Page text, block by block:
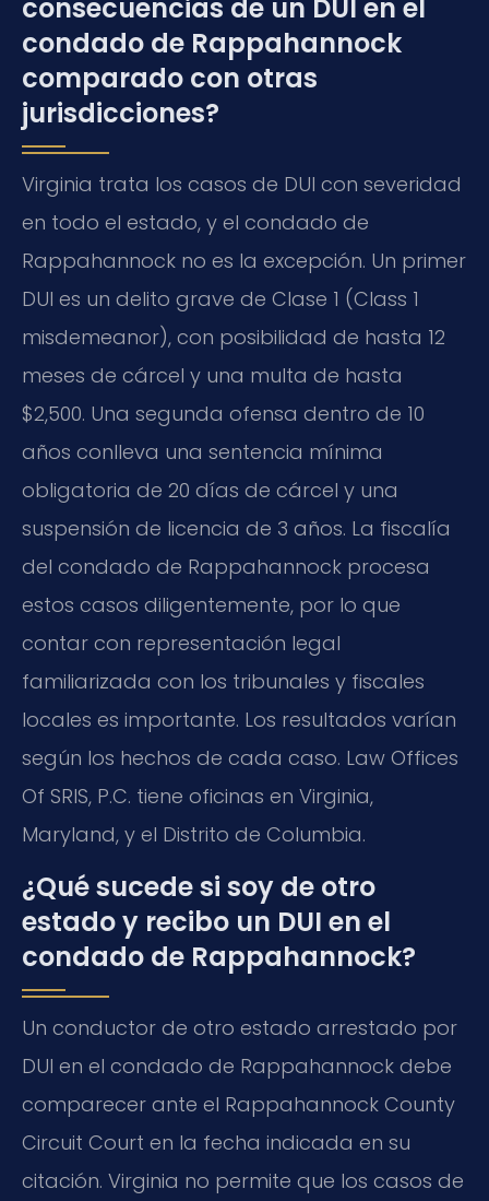
consecuencias de un DUI en el
condado de Rappahannock
comparado con otras
jurisdicciones?
Virginia trata los casos de DUI con severidad
en todo el estado, y el condado de
Rappahannock no es la excepción. Un primer
DUI es un delito grave de Clase 1 (Class 1
misdemeanor), con posibilidad de hasta 12
meses de cárcel y una multa de hasta
$2,500. Una segunda ofensa dentro de 10
años conlleva una sentencia mínima
obligatoria de 20 días de cárcel y una
suspensión de licencia de 3 años. La fiscalía
del condado de Rappahannock procesa
estos casos diligentemente, por lo que
contar con representación legal
familiarizada con los tribunales y fiscales
locales es importante. Los resultados varían
según los hechos de cada caso. Law Offices
Of SRIS, P.C. tiene oficinas en Virginia,
Maryland, y el Distrito de Columbia.
¿Qué sucede si soy de otro
estado y recibo un DUI en el
condado de Rappahannock?
Un conductor de otro estado arrestado por
DUI en el condado de Rappahannock debe
comparecer ante el Rappahannock County
Circuit Court en la fecha indicada en su
citación. Virginia no permite que los casos de